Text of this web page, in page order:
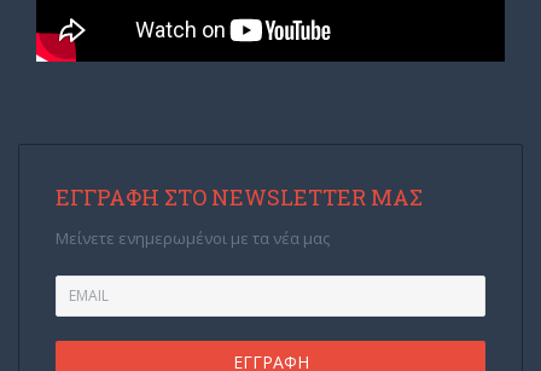
ΕΓΓΡΑΦΉ ΣΤΟ NEWSLETTER ΜΑΣ
Μείνετε ενημερωμένοι με τα νέα μας